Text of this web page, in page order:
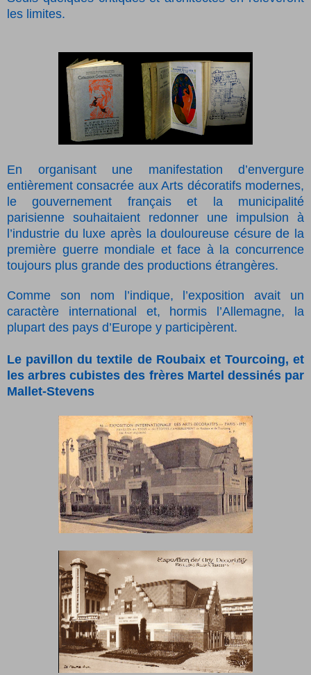
les limites.
En organisant une manifestation d’envergure
entièrement consacrée aux Arts décoratifs modernes,
le gouvernement français et la municipalité
parisienne souhaitaient redonner une impulsion à
l’industrie du luxe après la douloureuse césure de la
première guerre mondiale et face à la concurrence
toujours plus grande des productions étrangères.
Comme son nom l’indique, l’exposition avait un
caractère international et, hormis l’Allemagne, la
plupart des pays d’Europe y participèrent.
Le pavillon du textile de Roubaix et Tourcoing, et
les arbres cubistes des frères Martel dessinés par
Mallet-Stevens